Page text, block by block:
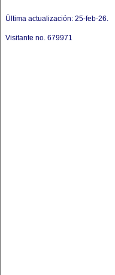
Última actualización: 25-feb-26.
Visitante no. 679971